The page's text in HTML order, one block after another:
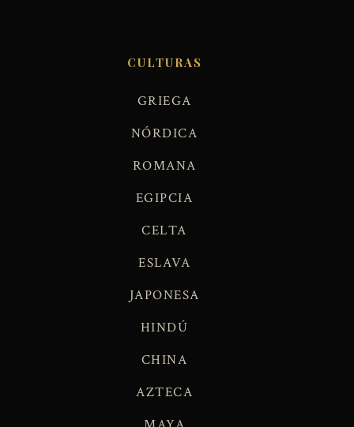
CULTURAS
GRIEGA
NÓRDICA
ROMANA
EGIPCIA
CELTA
ESLAVA
JAPONESA
HINDÚ
CHINA
AZTECA